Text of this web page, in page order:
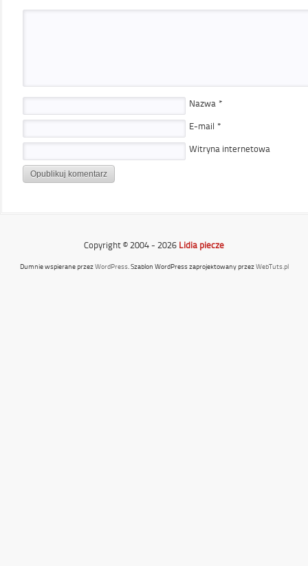
Nazwa *
E-mail *
Witryna internetowa
Copyright © 2004 - 2026 Lidia piecze
Dumnie wspierane przezWordPress. Szablon WordPress zaprojektowany przezWebTuts.pl